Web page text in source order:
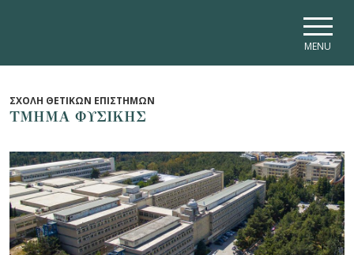
MENU
ΣΧΟΛΗ ΘΕΤΙΚΩΝ ΕΠΙΣΤΗΜΩΝ
ΤΜΗΜΑ ΦΥΣΙΚΗΣ